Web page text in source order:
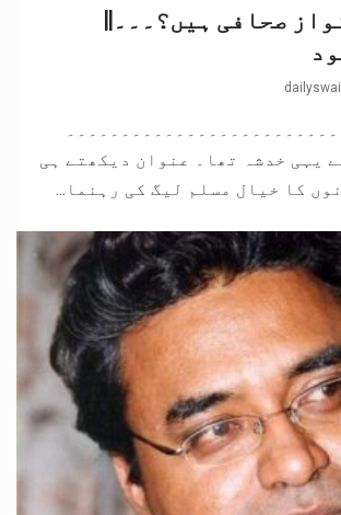
صحافی ہیں؟۔۔۔||
dailyswail
یہی خدشہ تھا۔ عنوان دیکھتے ہی
کا خیال مسلم لیگ کی رہنما...